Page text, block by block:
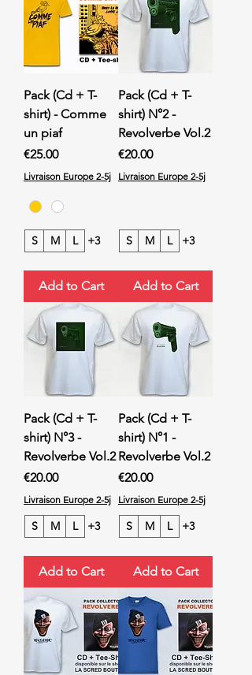
Pack (Cd + T-
shirt) - Comme
un piaf
Price
€25.00
Livraison Europe 2-5j
S M L +3
Add to Cart
Pack (Cd + T-
shirt) N°2 -
Revolverbe Vol.2
Price
€20.00
Livraison Europe 2-5j
S M L +3
Add to Cart
Pack (Cd + T-
shirt) N°3 -
Revolverbe Vol.2
Price
€20.00
Livraison Europe 2-5j
S M L +3
Add to Cart
Pack (Cd + T-
shirt) N°1 -
Revolverbe Vol.2
Price
€20.00
Livraison Europe 2-5j
S M L +3
Add to Cart